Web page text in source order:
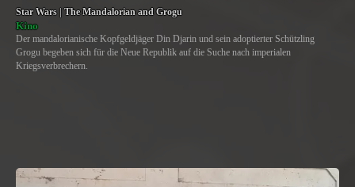
Star Wars | The Mandalorian and Grogu
Kino
Der mandalorianische Kopfgeldjäger Din Djarin und sein adoptierter Schützling
Grogu begeben sich für die Neue Republik auf die Suche nach imperialen
Kriegsverbrechern.